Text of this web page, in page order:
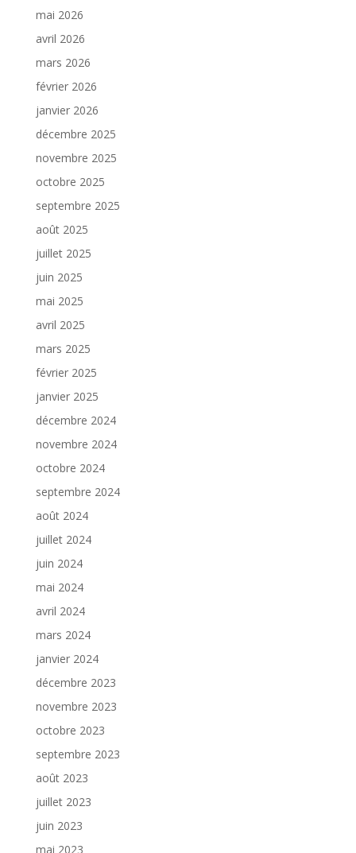
mai 2026
avril 2026
mars 2026
février 2026
janvier 2026
décembre 2025
novembre 2025
octobre 2025
septembre 2025
août 2025
juillet 2025
juin 2025
mai 2025
avril 2025
mars 2025
février 2025
janvier 2025
décembre 2024
novembre 2024
octobre 2024
septembre 2024
août 2024
juillet 2024
juin 2024
mai 2024
avril 2024
mars 2024
janvier 2024
décembre 2023
novembre 2023
octobre 2023
septembre 2023
août 2023
juillet 2023
juin 2023
mai 2023